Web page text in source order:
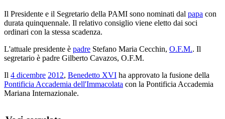
Il Presidente e il Segretario della PAMI sono nominati dal papa con
durata quinquennale. Il relativo consiglio viene eletto dai soci
ordinari con la stessa scadenza.
L'attuale presidente è padre Stefano Maria Cecchin, O.F.M.. Il
segretario è padre Gilberto Cavazos, O.F.M.
Il 4 dicembre 2012, Benedetto XVI ha approvato la fusione della
Pontificia Accademia dell'Immacolata con la Pontificia Accademia
Mariana Internazionale.